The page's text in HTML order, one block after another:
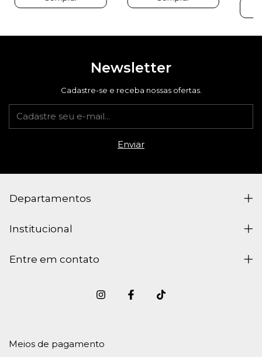
Newsletter
Cadastre-se e receba nossas ofertas.
Departamentos
Institucional
Entre em contato
Meios de pagamento